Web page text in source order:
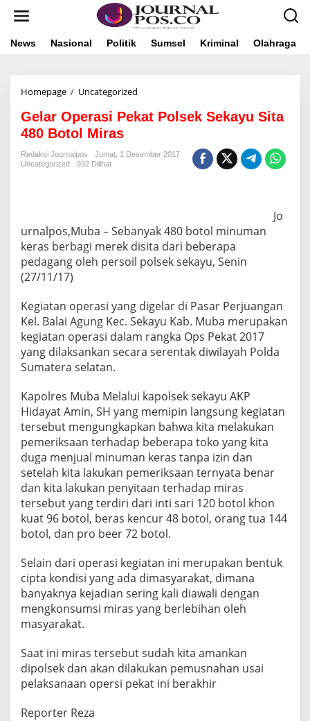
News Nasional Politik Sumsel Kriminal Olahraga
Homepage / Uncategorized
l
O
i
P
e
k
P
o
l
s
e
e
k
a
y
u
S
t
a
4
8
0
B
t
o
l
M
i
s
Gelar Operasi Pekat Polsek Sekayu Sita
480 Botol Miras
Redaksi Journalpos
Jumat, 1 Desember 2017
Uncategorized
932 Dilihat
Jo
urnalpos,Muba – Sebanyak 480 botol minuman
keras berbagi merek disita dari beberapa
pedagang oleh persoil polsek sekayu, Senin
(27/11/17)
Kegiatan operasi yang digelar di Pasar Perjuangan
Kel. Balai Agung Kec. Sekayu Kab. Muba merupakan
kegiatan operasi dalam rangka Ops Pekat 2017
yang dilaksankan secara serentak diwilayah Polda
Sumatera selatan.
Kapolres Muba Melalui kapolsek sekayu AKP
Hidayat Amin, SH yang memipin langsung kegiatan
tersebut mengungkapkan bahwa kita melakukan
pemeriksaan terhadap beberapa toko yang kita
duga menjual minuman keras tanpa izin dan
setelah kita lakukan pemeriksaan ternyata benar
dan kita lakukan penyitaan terhadap miras
tersebut yang terdiri dari inti sari 120 botol khon
kuat 96 botol, beras kencur 48 botol, orang tua 144
botol, dan pro beer 72 botol.
Selain dari operasi kegiatan ini merupakan bentuk
cipta kondisi yang ada dimasyarakat, dimana
banyaknya kejadian sering kali diawali dengan
mengkonsumsi miras yang berlebihan oleh
masyarakat.
Saat ini miras tersebut sudah kita amankan
dipolsek dan akan dilakukan pemusnahan usai
pelaksanaan opersi pekat ini berakhir
Reporter Reza